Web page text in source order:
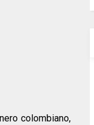
colombiano,